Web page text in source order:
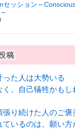
セッション～
稿
た人は大勢いる
く、自己犠牲かもし
張り続けた人のご褒
ているのは、願い